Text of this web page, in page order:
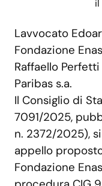
il
Lavvocato
Fondazione
Raffaello
Paribas s.a.
Il Consiglio di
7091/2025,
n. 2372/2025),
appello
Fondazione